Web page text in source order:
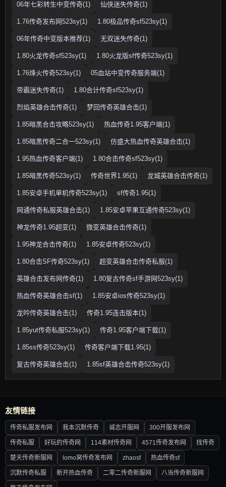
06年七彩转生中变传奇(1) 仙侠迷失传奇(1)
1.76传奇发布网523sy(1) 1.80极品传奇sf523sy(1)
06年传奇中变版本推荐(1) 无双迷失传奇(1)
1.80火龙传奇sf523sy(1) 1.80火龙版sf传奇523sy(1)
1.76烽火传奇523sy(1) 05血站中变传奇服务端(1)
帝霸迷失传奇(1) 1.80合计传奇sf523sy(1)
烈焰英雄合击传奇(1) 梦回传奇英雄合击(1)
1.85暗黑合击攻略523sy(1) 热血传奇1.95客户端(1)
1.85暗黑传奇二合一523sy(1) 仿盛大热血传奇英雄合击(1)
1.95热血传奇客户端(1) 1.80合击传奇sf523sy(1)
1.85暗黑传奇523sy(1) 传奇世界1.95(1) 龙城英雄合击传奇(1)
1.85安卓手机单机传奇523sy(1) sf传奇1.95(1)
网通传奇私服英雄合击(1) 1.85安卓苹果互通传奇523sy(1)
神龙传奇1.95超变(1) 微变英雄合击传奇(1)
1.95神龙合击传奇(1) 1.85安卓传奇523sy(1)
1.80合击SF传奇523sy(1) 超变英雄合击传奇私服(1)
英雄合击发布网传奇(1) 1.80复古传奇sf手游网523sy(1)
热血传奇英雄合击sf(1) 1.85安卓ios传奇523sy(1)
龙吟传奇英雄合击(1) 传奇1.95连击版本(1)
1.85yut传奇私服523sy(1) 传奇1.95客户端下载(1)
1.85ss传奇523sy(1) 传奇客户端下载1.95(1)
复古传奇英雄合击(1) 1.85sf英雄合击传奇523sy(1)
友情链接
传奇私服发布网 我本沉默传奇 诚志开服网 300开服发布网
传奇私服 好玩的传奇网 114素材传奇网 4571传奇发布网 找传奇
楚天传奇新服网 lomo窝传奇发布网 zhaosf 热血传奇sf
沉默传奇私服 新开热血传奇 二零二传奇新服网 八当传奇新服网